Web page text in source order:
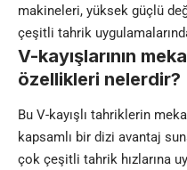
makineleri, yüksek güçlü
çeşitli tahrik
V-kayışlarının
özellikleri nelerdir?
Bu V-kayışlı tahriklerin
kapsamlı bir dizi avantaj
çok çeşitli tahrik hızlarına